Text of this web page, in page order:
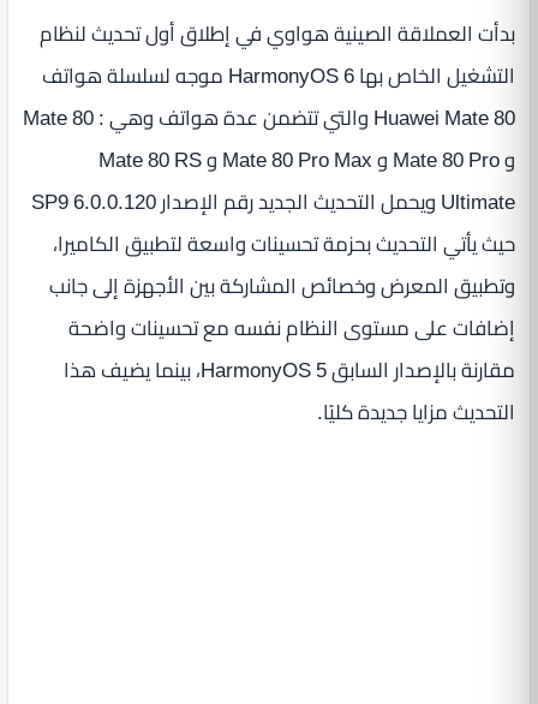
بدأت العملاقة الصينية هواوي في إطلاق أول تحديث لنظام
التشغيل الخاص بها HarmonyOS 6 موجه لسلسلة هواتف
Huawei Mate 80 والتي تتضمن عدة هواتف وهي : Mate 80
و Mate 80 Pro و Mate 80 Pro Max و Mate 80 RS
Ultimate ويحمل التحديث الجديد رقم الإصدار 6.0.0.120 SP9
حيث يأتي التحديث بحزمة تحسينات واسعة لتطبيق الكاميرا،
وتطبيق المعرض وخصائص المشاركة بين الأجهزة إلى جانب
إضافات على مستوى النظام نفسه مع تحسينات واضحة
مقارنة بالإصدار السابق HarmonyOS 5، بينما يضيف هذا
التحديث مزايا جديدة كليًا.